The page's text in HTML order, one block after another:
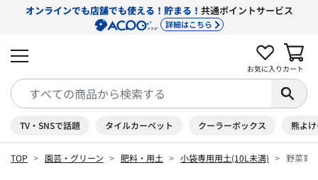
オンラインでも店舗でも使える！貯まる！ 共通ポイントサービス
詳細はこちら
お気に入り カート
TV・SNSで話題 タイルカーペット クーラーボックス 熊よ
TOP 園芸・グリーン 肥料・用土 小袋専用用土(10L未満) 野菜育